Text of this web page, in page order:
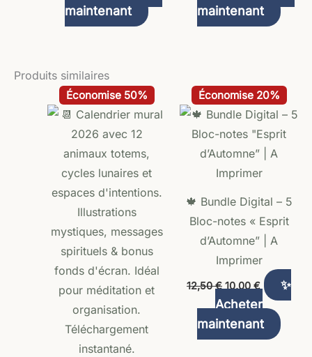
maintenant
maintenant
Produits similaires
Économise 50%
Plage
de
prix :
9,90 €
à
27,90 €
produit
plusieurs
variations.
Les
peuvent
être
choisies
sur
page
Économise 20%
🍁 Bundle Digital – 5
Bloc-notes « Esprit
d’Automne” | A
Imprimer
12,50€
Le
prix
initial
était :
12,50 €.
10,00 €
Le
prix
actuel
est :
10,00 €.
✨
Acheter
maintenant